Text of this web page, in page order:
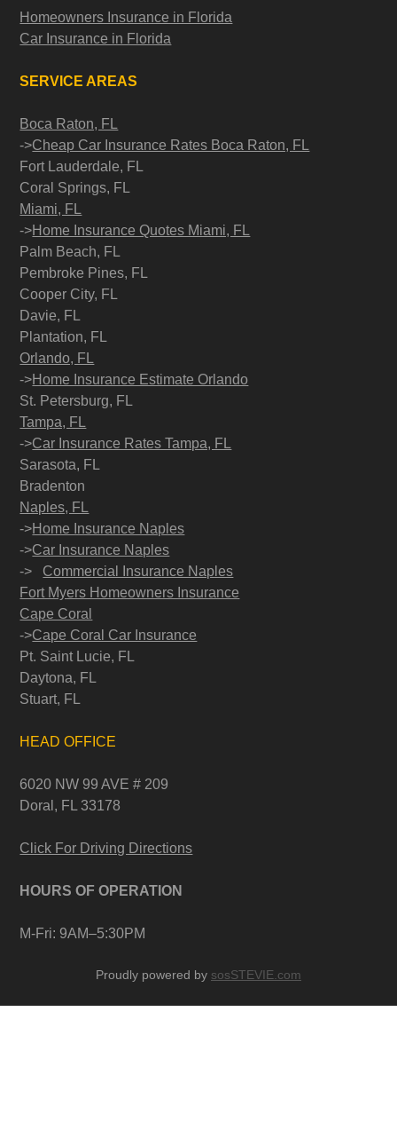
Homeowners Insurance in Florida
Car Insurance in Florida
SERVICE AREAS
Boca Raton, FL
->Cheap Car Insurance Rates Boca Raton, FL
Fort Lauderdale, FL
Coral Springs, FL
Miami, FL
->Home Insurance Quotes Miami, FL
Palm Beach, FL
Pembroke Pines, FL
Cooper City, FL
Davie, FL
Plantation, FL
Orlando, FL
->Home Insurance Estimate Orlando
St. Petersburg, FL
Tampa, FL
->Car Insurance Rates Tampa, FL
Sarasota, FL
Bradenton
Naples, FL
->Home Insurance Naples
->Car Insurance Naples
-> Commercial Insurance Naples
Fort Myers Homeowners Insurance
Cape Coral
->Cape Coral Car Insurance
Pt. Saint Lucie, FL
Daytona, FL
Stuart, FL
HEAD OFFICE
6020 NW 99 AVE # 209
Doral, FL 33178
Click For Driving Directions
HOURS OF OPERATION
M-Fri: 9AM–5:30PM
Proudly powered by sosSTEVIE.com